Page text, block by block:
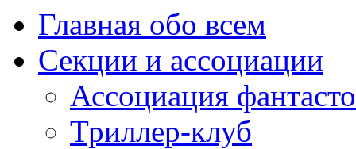
Главная обо всем
Секции и ассоциации
Ассоциация
Триллер-клуб